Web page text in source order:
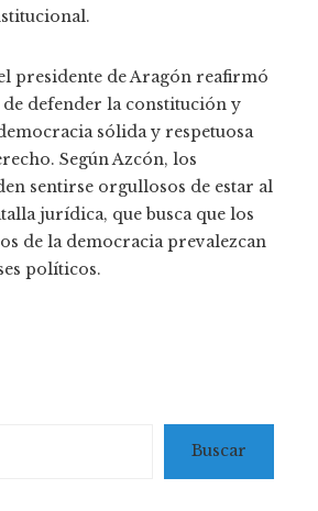
presidente de Aragón reafirmó
defender la constitución y
sólida y respetuosa
Según Azcón, los
sentirse orgullosos de estar al
jurídica, que busca que los
de la democracia prevalezcan
políticos.
Buscar